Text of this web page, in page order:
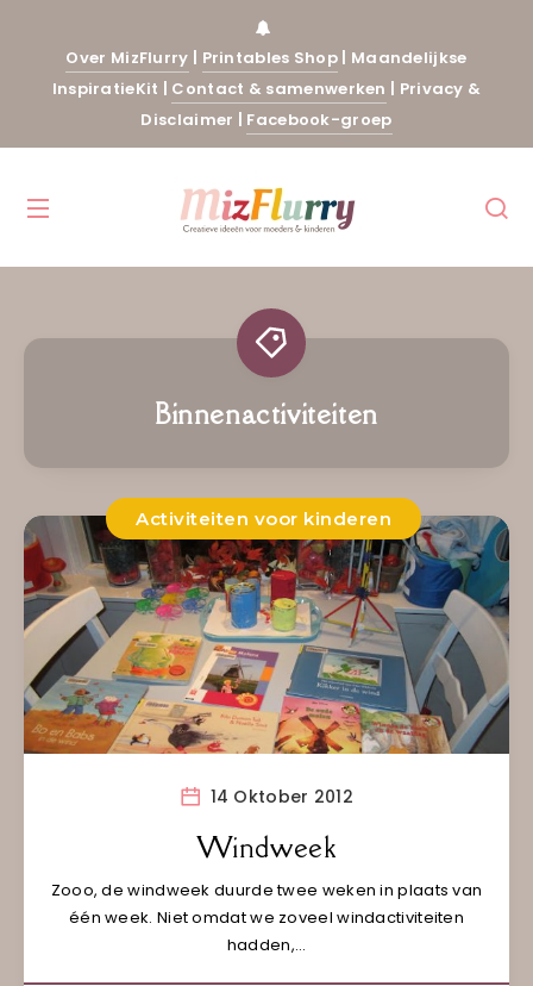
Over MizFlurry | Printables Shop | Maandelijkse
InspiratieKit | Contact & samenwerken | Privacy &
Disclaimer | Facebook-groep
Binnenactiviteiten
Activiteiten voor kinderen
14 Oktober 2012
Windweek
Zooo, de windweek duurde twee weken in plaats van
één week. Niet omdat we zoveel windactiviteiten
hadden,…